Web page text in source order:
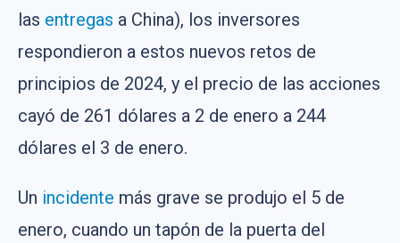
las entregas a China), los inversores
respondieron a estos nuevos retos de
principios de 2024, y el precio de las acciones
cayó de 261 dólares a 2 de enero a 244
dólares el 3 de enero.
Un incidente más grave se produjo el 5 de
enero, cuando un tapón de la puerta del